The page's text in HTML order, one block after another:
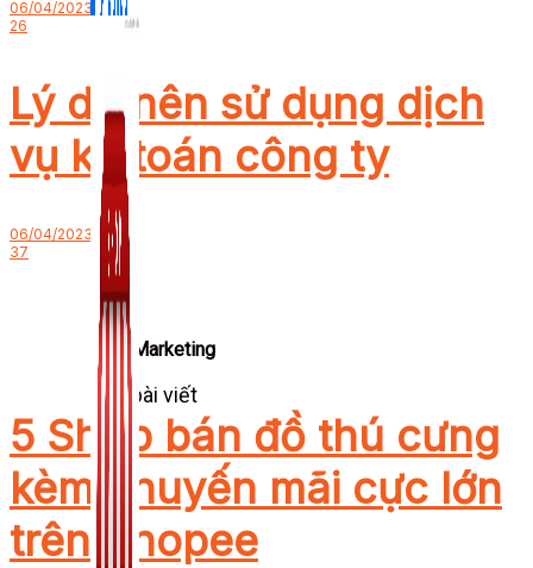
Zalo Marketing
104 bài viết
New
06/04/2023
26
Lý do nên sử dụng dịch
vụ kế toán công ty
06/04/2023
37
5 Shop bán đồ thú cưng
kèm khuyến mãi cực lớn
trên Shopee